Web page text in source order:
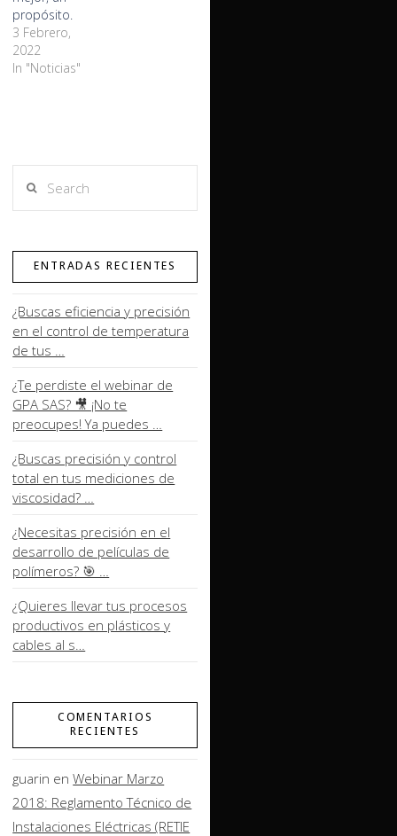
propósito.
3 Febrero,
2022
In "Noticias"
ENTRADAS RECIENTES
¿Buscas eficiencia y precisión
en el control de temperatura
de tus …
¿Te perdiste el webinar de
GPA SAS? 🎥 ¡No te
preocupes! Ya puedes …
¿Buscas precisión y control
total en tus mediciones de
viscosidad? …
¿Necesitas precisión en el
desarrollo de películas de
polímeros? 🎯 …
¿Quieres llevar tus procesos
productivos en plásticos y
cables al s…
COMENTARIOS
RECIENTES
guarin enWebinar Marzo
2018: Reglamento Técnico de
Instalaciones Eléctricas (RETIE